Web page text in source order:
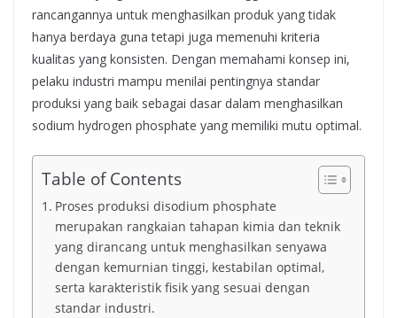
rancangannya untuk menghasilkan produk yang tidak
hanya berdaya guna tetapi juga memenuhi kriteria
kualitas yang konsisten. Dengan memahami konsep ini,
pelaku industri mampu menilai pentingnya standar
produksi yang baik sebagai dasar dalam menghasilkan
sodium hydrogen phosphate yang memiliki mutu optimal.
Table of Contents
Proses produksi disodium phosphate
merupakan rangkaian tahapan kimia dan teknik
yang dirancang untuk menghasilkan senyawa
dengan kemurnian tinggi, kestabilan optimal,
serta karakteristik fisik yang sesuai dengan
standar industri.